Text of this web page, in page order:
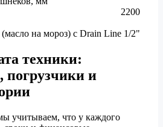
2200
(масло на мороз) с Drain Line 1/2"
техники:
погрузчики и
учитываем, что у каждого